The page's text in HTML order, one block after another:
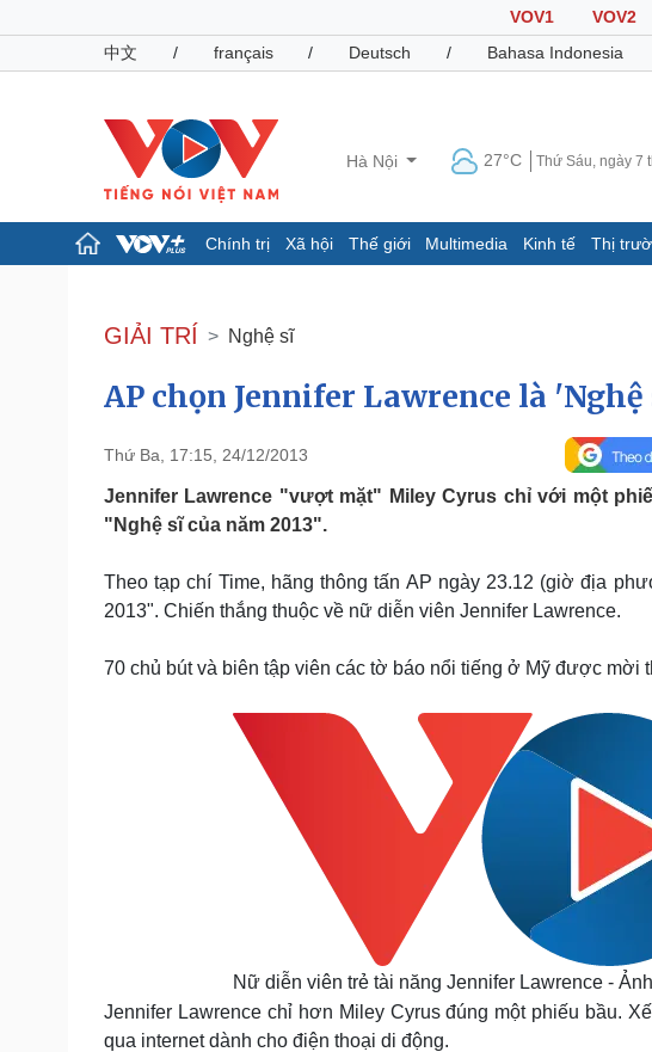
VOV1 VOV2
中文
/ français / Deutsch / Bahasa Indonesia
Hà Nội 27°C Thứ Sáu, ngày 7
Chính trị Xã hội Thế giới Multimedia Kinh tế Thị
Đảng
Tổ chức nhân sự
Nhận diện sự thật
Dấu ấn VOV
Pháp luật
Vụ án
Tư vấn luật
Quân sự - Quốc phòng
Phân tích
Thể thao
Thế
eSports
Hậu
Sức khỏe
Đời sống
Blog
Tình yêu - Gia đình
Văn hóa
Văn học
GIẢI TRÍ Nghệ sĩ
AP chọn Jennifer Lawrence là 'Nghệ
Thứ Ba, 17:15, 24/12/2013
Jennifer Lawrence "vượt mặt" Miley Cyrus chỉ với một
"Nghệ sĩ của năm 2013".
Theo tạp chí Time, hãng thông tấn AP ngày 23.12 (giờ địa
2013". Chiến thắng thuộc về nữ diễn viên Jennifer Lawrence.
70 chủ bút và biên tập viên các tờ báo nổi tiếng ở Mỹ được mời
Nữ diễn viên trẻ tài năng Jennifer Lawrence -
Jennifer Lawrence chỉ hơn Miley Cyrus đúng một phiếu bầu.
qua internet dành cho điện thoại di động.